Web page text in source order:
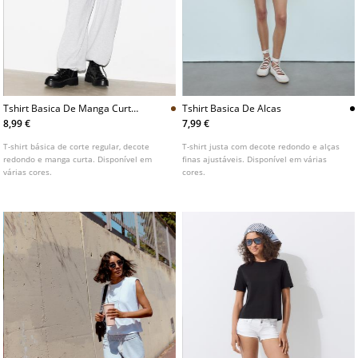
Tshirt Basica De Manga Curta
E Decote Redondo
8,99 €
T-shirt básica de corte regular, decote
redondo e manga curta. Disponível em
várias cores.
Tshirt Basica De Alcas
7,99 €
T-shirt justa com decote redondo e alças
finas ajustáveis. Disponível em várias
cores.